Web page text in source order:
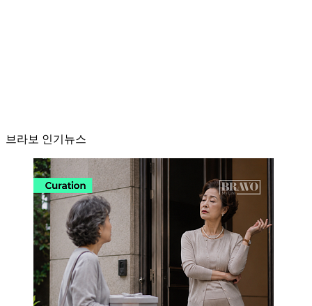
브라보 인기뉴스